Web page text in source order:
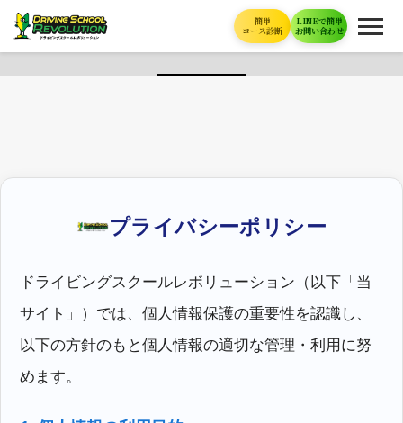
簡単
コース診断
LINEで簡単
お問い合わせ
プライバシーポリシー
ドライビングスクールレボリューション（以下「当
サイト」）では、個人情報保護の重要性を認識し、
以下の方針のもと個人情報の適切な管理・利用に努
めます。